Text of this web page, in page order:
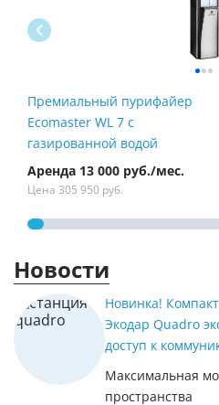
Премиальный пурифайер
Ecomaster WL 7 с
газированной водой
Аренда 13 000 руб./мес.
Цена 305 950 руб.
Новости
Новинка!
Экодар Quadro
доступ к
Максимальная
пространства